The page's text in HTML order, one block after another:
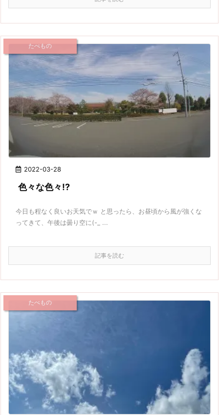
2022-03-28
たべもの
色々な色々!?
今日も程なく良いお天気でｗ と思ったら、お昼頃から風が強くな
ってきて、午後は曇り空に(-_ ...
記事を読む
たべもの